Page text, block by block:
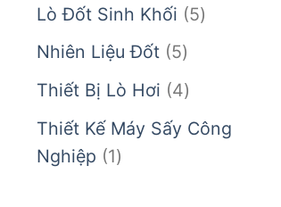
Lò Đốt Sinh Khối 55
Nhiên Liệu Đốt 55
sản
Thiết Bị Lò Hơi 44
sản
phẩm
Thiết Kế Máy Sấy Công
Nghiệp
11